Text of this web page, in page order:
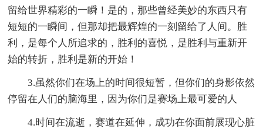
留给世界精彩的一瞬！是的，那些曾经美妙的东西只有
短短的一瞬间，但那却把最辉煌的一刻留给了人间。胜
利，是每个人所追求的，胜利的喜悦，是胜利与重新开
始的转折，胜利是新的开始！
3.虽然你们在场上的时间很短暂，但你们的身影依然
停留在人们的脑海里，因为你们是赛场上最可爱的人
4.时间在流逝，赛道在延伸，成功在你面前展现心脏